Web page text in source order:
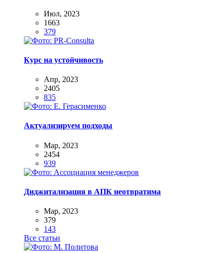
Июл, 2023
1663
379
Курс на устойчивость
Апр, 2023
2405
835
Актуализируем подходы
Мар, 2023
2454
939
Диджитализация в АПК неотвратима
Мар, 2023
379
143
Все статьи